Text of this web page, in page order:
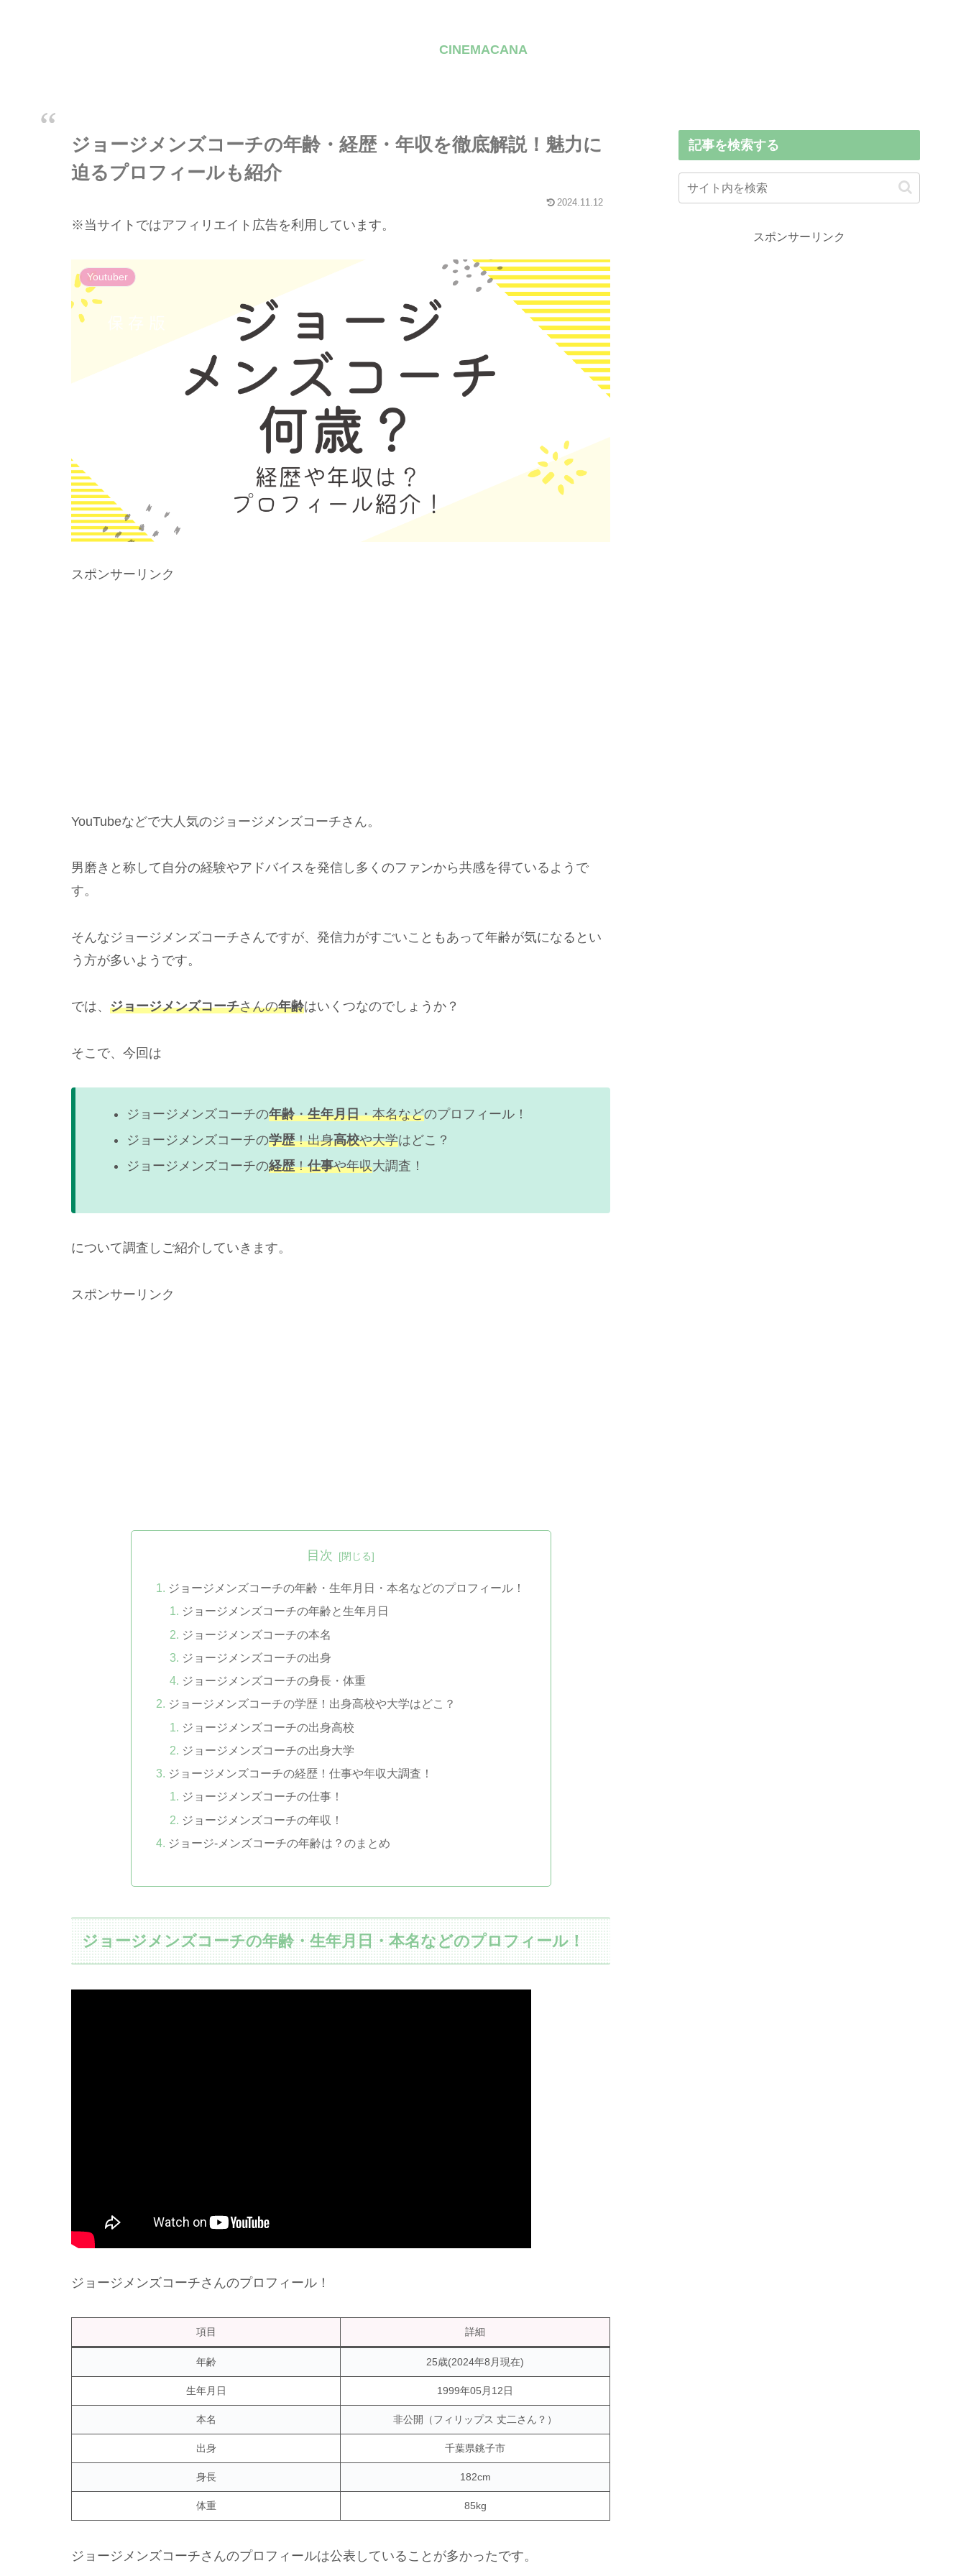
CINEMACANA
ジョージメンズコーチの年齢・経歴・年収を徹底解説！魅力に
迫るプロフィールも紹介
2024.11.12
※当サイトではアフィリエイト広告を利用しています。
Youtuber
スポンサーリンク
YouTubeなどで大人気のジョージメンズコーチさん。
男磨きと称して自分の経験やアドバイスを発信し多くのファンから共感を得ているようで
す。
そんなジョージメンズコーチさんですが、発信力がすごいこともあって年齢が気になるとい
う方が多いようです。
では、 ジョージメンズコーチさんの年齢はいくつなのでしょうか？
そこで、今回は
ジョージメンズコーチの年齢・生年月日・本名などのプロフィール！
ジョージメンズコーチの学歴！出身高校や大学はどこ？
ジョージメンズコーチの経歴！仕事や年収大調査！
について調査しご紹介していきます。
スポンサーリンク
目次
ジョージメンズコーチの年齢・生年月日・本名などのプロフィール！
ジョージメンズコーチの年齢と生年月日
ジョージメンズコーチの本名
ジョージメンズコーチの出身
ジョージメンズコーチの身長・体重
ジョージメンズコーチの学歴！出身高校や大学はどこ？
ジョージメンズコーチの出身高校
ジョージメンズコーチの出身大学
ジョージメンズコーチの経歴！仕事や年収大調査！
ジョージメンズコーチの仕事！
ジョージメンズコーチの年収！
ジョージ-メンズコーチの年齢は？のまとめ
ジョージメンズコーチの年齢・生年月日・本名などのプロフィール！
ジョージメンズコーチさんのプロフィール！
項目 詳細
年齢 25歳(2024年8月現在)
生年月日 1999年05月12日
本名 非公開（フィリップス 丈二さん？）
出身 千葉県銚子市
身長 182cm
体重 85kg
ジョージメンズコーチさんのプロフィールは公表していることが多かったです。
記事を検索する
スポンサーリンク